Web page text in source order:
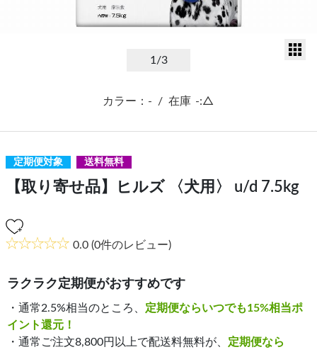
1 /3
カラー：- / 在庫 -:△
定期便対象 送料無料
【取り寄せ品】ヒルズ 〈犬用〉 u/d 7.5kg
0.0 (0件のレビュー)
ラクラク定期便がおすすめです
・通常2.5%相当のところ、 定期便ならいつでも15%相当ポ
イント還元！
・通常ご注文8,800円以上で配送料無料が、 定期便なら